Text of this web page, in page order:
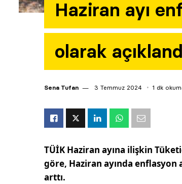
Haziran ayı
olarak
Sena Tufan 3 Temmuz 2024 1 dk
TÜİK Haziran ayına ilişkin
göre, Haziran ayında enflasyon
arttı.